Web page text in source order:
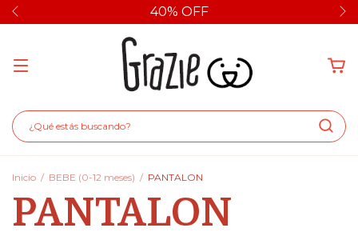
40% OFF
Inicio / BEBE (0-12 meses) / PANTALON
PANTALON